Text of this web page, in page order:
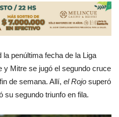
penúltima fecha de la Liga
y Mitre se jugó el segundo cruce
de semana. Allí, el Rojo superó
su segundo triunfo en fila.